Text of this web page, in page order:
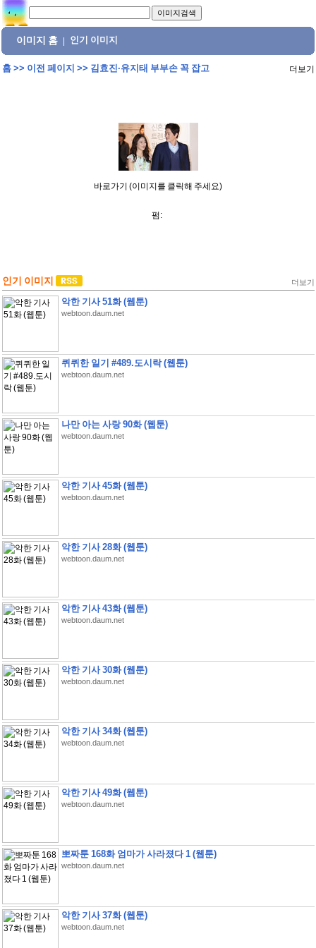
이미지 홈 인기 이미지
홈>> 이전 페이지 >> 김효진·유지태 부부손 꼭 잡고 더보기
바로가기 (이미지를 클릭해 주세요)
펌:
인기 이미지 더보기
악한 기사 51화 (웹툰)
webtoon.daum.net
퀴퀴한 일기 #489.도시락 (웹툰)
webtoon.daum.net
나만 아는 사랑 90화 (웹툰)
webtoon.daum.net
악한 기사 45화 (웹툰)
webtoon.daum.net
악한 기사 28화 (웹툰)
webtoon.daum.net
악한 기사 43화 (웹툰)
webtoon.daum.net
악한 기사 30화 (웹툰)
webtoon.daum.net
악한 기사 34화 (웹툰)
webtoon.daum.net
악한 기사 49화 (웹툰)
webtoon.daum.net
뽀짜툰 168화 엄마가 사라졌다 1 (웹툰)
webtoon.daum.net
악한 기사 37화 (웹툰)
webtoon.daum.net